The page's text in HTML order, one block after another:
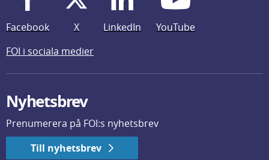
Facebook X LinkedIn
YouTube
FOI i sociala medier
Nyhetsbrev
Prenumerera på FOI:s nyhetsbrev
Till nyhetsbrev